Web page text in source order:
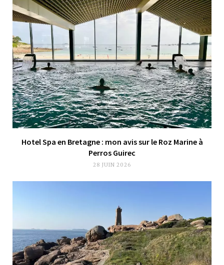
Hotel Spa en Bretagne : mon avis sur le Roz Marine à
Perros Guirec
28 JUIN 2026